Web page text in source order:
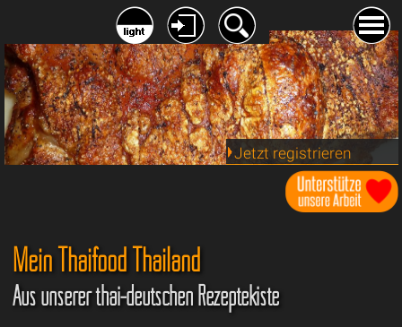
Jetzt registrieren
Mein Thaifood Thailand
Aus unserer thai-deutschen Rezeptekiste